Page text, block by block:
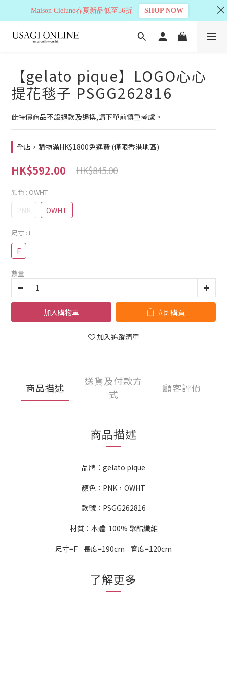
【gelato pique】LOGO心心
提花毯子 PSGG262816
此特價商品不設退款及退換,請下單前慎重考慮。
全店，購物滿HK$1800免運費 (僅限香港地區)
HK$592.00 HK$845.00
顏色 : OWHT
PNK OWHT
尺寸 : F
F
數量
加入購物車 立即購買
加入追蹤清單
商品描述
送貨及付款方
式
顧客評價
商品描述
品牌：gelato pique
顏色：PNK，OWHT
款號：PSGG262816
材質：本體: 100% 聚酯纖維
尺寸=F 長度=190cm 寬度=120cm
了解更多
Maison Cielune春夏新品低至56折 SHOP NOW